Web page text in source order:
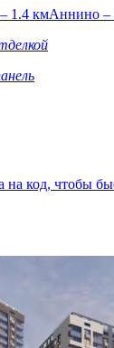
1.4 кмАннино –
на код, чтобы